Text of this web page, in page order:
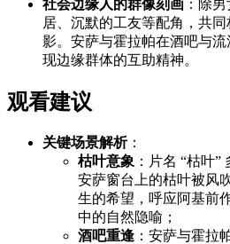
社会边缘人的群像刻画 ：除
居、沉默的工友等配角，共
影。安萨与霍拉帕在酒吧与
现边缘群体的互助精神。
观看建议
关键场景解析：
枯叶意象 ：片名 “枯叶
安萨窗台上的枯叶被风
生的希望，呼应阿基前
中的自然隐喻；
酒吧重逢 ：安萨与霍拉